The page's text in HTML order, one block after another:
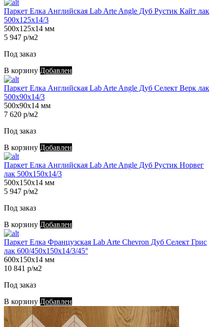
Паркет Елка Английская Lab Arte Angle Дуб Рустик Кайт лак
500х125х14/3
500х125х14 мм
5 947 р/м2
Под заказ
В корзину Добавлен
Паркет Елка Английская Lab Arte Angle Дуб Селект Верк лак
500х90х14/3
500х90х14 мм
7 620 р/м2
Под заказ
В корзину Добавлен
Паркет Елка Английская Lab Arte Angle Дуб Рустик Норвег
лак 500х150х14/3
500х150х14 мм
5 947 р/м2
Под заказ
В корзину Добавлен
Паркет Елка Французская Lab Arte Chevron Дуб Селект Грис
лак 600/450х150х14/3/45°
600х150х14 мм
10 841 р/м2
Под заказ
В корзину Добавлен